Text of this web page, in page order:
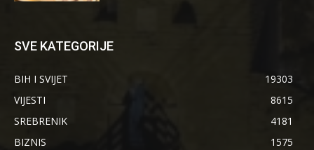
SVE KATEGORIJE
BIH I SVIJET
19303
VIJESTI
8615
SREBRENIK
4181
BIZNIS
1575